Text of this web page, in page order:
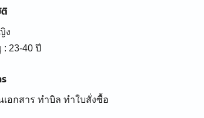
ง
: 23-40 ปี
เอกสาร ทำบิล ทำใบสั่งซื้อ